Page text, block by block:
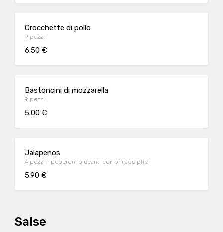
Crocchette di pollo
9 pezzi
6.50 €
Bastoncini di mozzarella
9 pezzi
5.00 €
Jalapenos
4 pezzi - peperoni piccanti con philadelphia
5.90 €
Salse